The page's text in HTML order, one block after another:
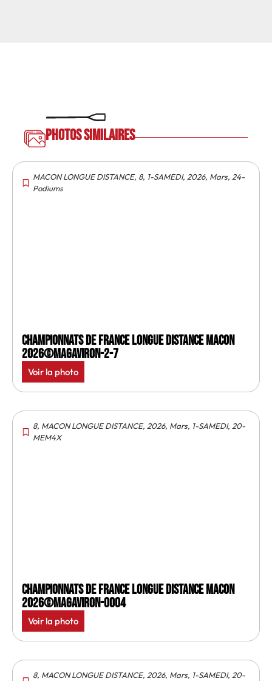
Photos similaires
MACON LONGUE DISTANCE, 8, 1-SAMEDI, 2026, Mars, 24-
Podiums
Championnats de France longue distance Macon
2026©MagAviron-2-7
Voir la photo
8, MACON LONGUE DISTANCE, 2026, Mars, 1-SAMEDI, 20-
MEM4X
Championnats de France longue distance Macon
2026©MagAviron-0004
Voir la photo
8, MACON LONGUE DISTANCE, 2026, Mars, 1-SAMEDI, 20-